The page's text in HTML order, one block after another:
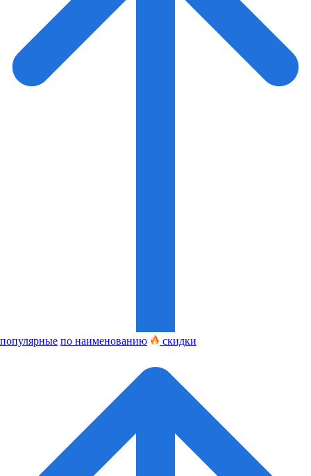
популярные по наименованию скидки